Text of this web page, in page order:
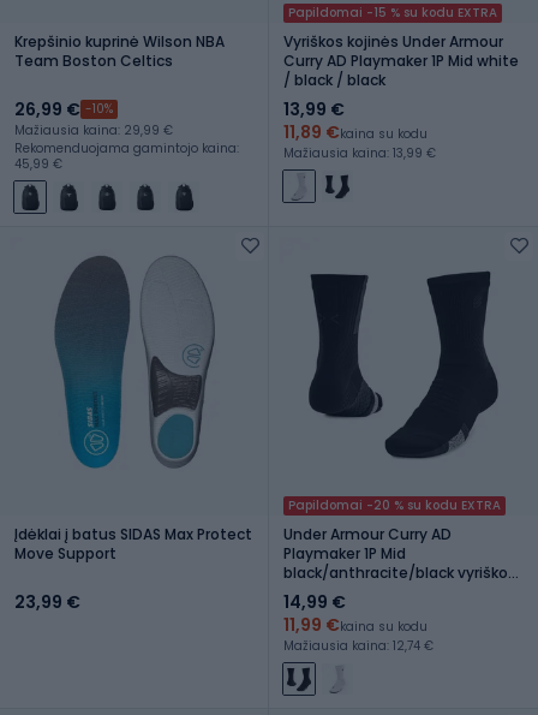
Krepšinio kuprinė Wilson NBA
Team Boston Celtics
26,99 € -10%
Mažiausia kaina: 29,99 €
Rekomenduojama gamintojo kaina:
45,99 €
Papildomai -15 % su kodu EXTRA
Vyriškos kojinės Under Armour
Curry AD Playmaker 1P Mid white
/ black / black
13,99 €
11,89 €kaina su kodu
Mažiausia kaina: 13,99 €
Įdėklai į batus SIDAS Max Protect
Move Support
23,99 €
Papildomai -20 % su kodu EXTRA
Under Armour Curry AD
Playmaker 1P Mid
black/anthracite/black vyriškos
kojinės
14,99 €
11,99 €kaina su kodu
Mažiausia kaina: 12,74 €